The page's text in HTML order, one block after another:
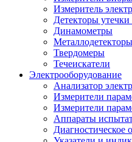
Измеритель
Детекторы утечки
Динамометры
Металлодетекторы
Твердомеры
Течеискатели
Электрооборудование
Анализатор
Измерители
Измерители
Аппараты
Диагностическое